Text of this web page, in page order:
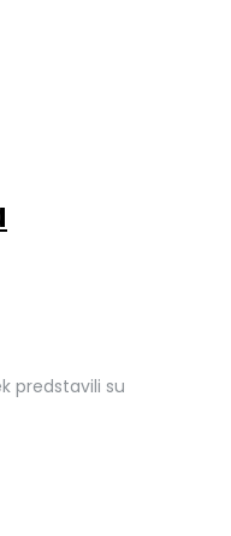
predstavili su